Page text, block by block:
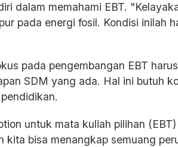
dalam memahami EBT.
pada energi fosil. Kondisi inilah
pada pengembangan EBT
SDM yang ada. Hal ini butuh
untuk mata kuliah pilihan
kita bisa menangkap semuang